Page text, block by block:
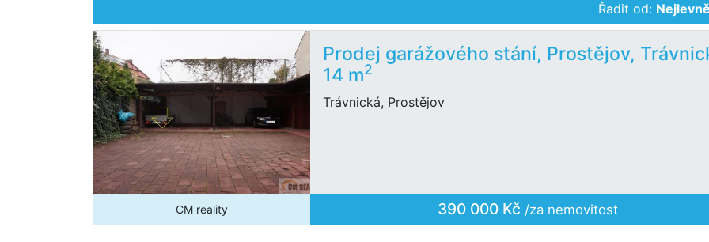
Řadit od:
Prodej garážového stání, Prostějov,
14 m2
Trávnická, Prostějov
CM reality 390 000 Kč /za nemovitost